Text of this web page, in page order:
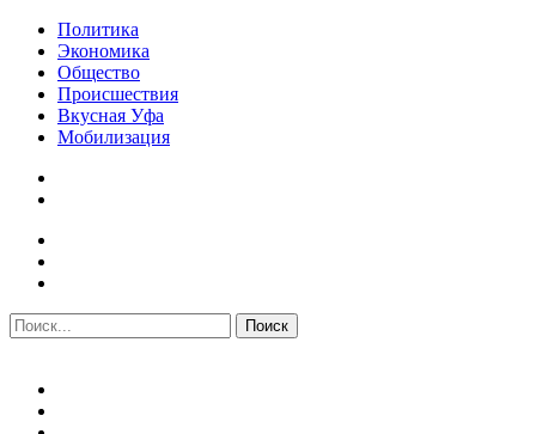
Политика
Экономика
Общество
Происшествия
Вкусная Уфа
Мобилизация